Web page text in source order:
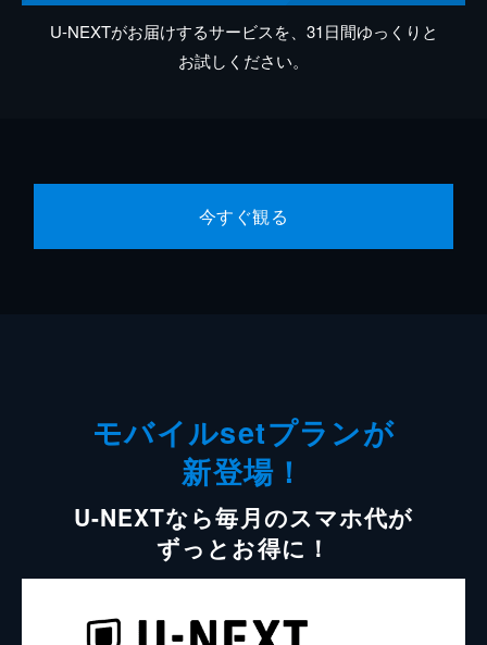
U-NEXTがお届けするサービスを、31日間ゆっくりと
お試しください。
今すぐ観る
モバイルsetプランが
新登場！
U-NEXTなら毎月のスマホ代が
ずっとお得に！